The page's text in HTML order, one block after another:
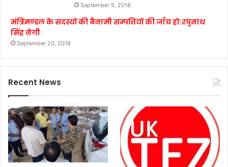
September 5, 2018
मंत्रिमण्डल के सदस्यों की बैनामी सम्पत्तियों की जाँच हो:रघुनाथ
सिंह नेगी
September 20, 2018
Recent News